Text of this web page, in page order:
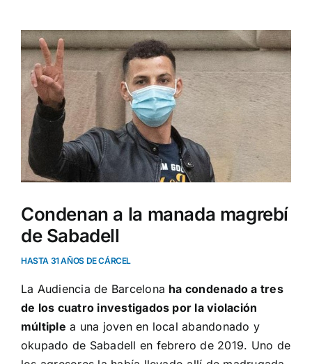
Ver
imagen
más
grande
Condenan a la manada magrebí
de Sabadell
HASTA 31 AÑOS DE CÁRCEL
La Audiencia de Barcelona ha condenado a tres
de los cuatro investigados por la violación
múltiple a una joven en local abandonado y
okupado de Sabadell en febrero de 2019. Uno de